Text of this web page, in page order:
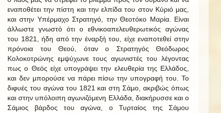
εναποθέτει την πίστη και την ελπίδα του στον Κύριό μας,
και στην Υπέρμαχο Στρατηγό, την Θεοτόκο Μαρία. Είναι
άλλωστε γνωστό ότι ο εθνικοαπελευθερωτικός αγώνας
του 1821, ήδη από την έναρξή του, είχε εναποτεθεί στην
πρόνοια του Θεού, όταν ο Στρατηγός Θεόδωρος
Κολοκοτρώνης εμψύχωνε τους αγωνιστές του λέγοντας
πως ο Θεός είχε υπογράψει την ελευθερία της Ελλάδος,
και δεν μπορούσε να πάρει πίσω την υπογραφή του. Το
διφυές του αγώνα του 1821 και στη Σάμο, ακριβώς όπως
και στην υπόλοιπη αγωνιζόμενη Ελλάδα, διακήρυσσε και ο
Σάμιος βάρδος του αγώνα, ο Τυρταίος της Σάμου